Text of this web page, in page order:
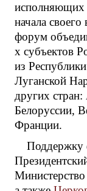
исполняющих
начала
форум
х субъектов
из
Луганской
других
Белоруссии,
Франции.
Поддержку